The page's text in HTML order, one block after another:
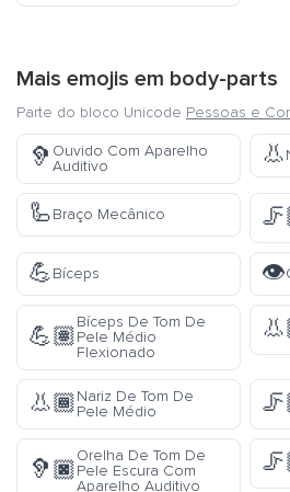
Mais emojis em body-parts
Parte do bloco Unicode Pessoas e
🦻 Ouvido Com Aparelho
Auditivo
👃
🦾Braço Mecânico
💪Bíceps 👁️
💪🏽
Bíceps De Tom De
Pele Médio
Flexionado
👃🏾Nariz De Tom De
Pele Médio
🦻🏿
Orelha De Tom De
Pele Escura Com
Aparelho Auditivo